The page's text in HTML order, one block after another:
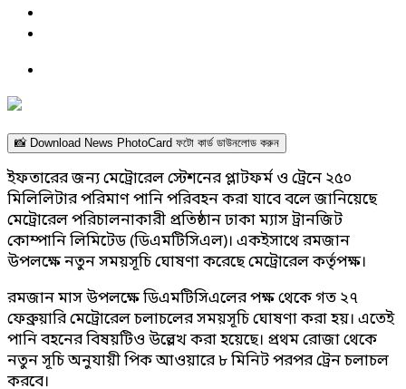
📸 Download News PhotoCard ফটো কার্ড ডাউনলোড করুন
ইফতারের জন্য মেট্রোরেল স্টেশনের প্লাটফর্ম ও ট্রেনে ২৫০
মিলিলিটার পরিমাণ পানি পরিবহন করা যাবে বলে জানিয়েছে
মেট্রোরেল পরিচালনাকারী প্রতিষ্ঠান ঢাকা ম্যাস ট্রানজিট
কোম্পানি লিমিটেড (ডিএমটিসিএল)। একইসাথে রমজান
উপলক্ষে নতুন সময়সূচি ঘোষণা করেছে মেট্রোরেল কর্তৃপক্ষ।
রমজান মাস উপলক্ষে ডিএমটিসিএলের পক্ষ থেকে গত ২৭
ফেব্রুয়ারি মেট্রোরেল চলাচলের সময়সূচি ঘোষণা করা হয়। এতেই
পানি বহনের বিষয়টিও উল্লেখ করা হয়েছে। প্রথম রোজা থেকে
নতুন সূচি অনুযায়ী পিক আওয়ারে ৮ মিনিট পরপর ট্রেন চলাচল
করবে।